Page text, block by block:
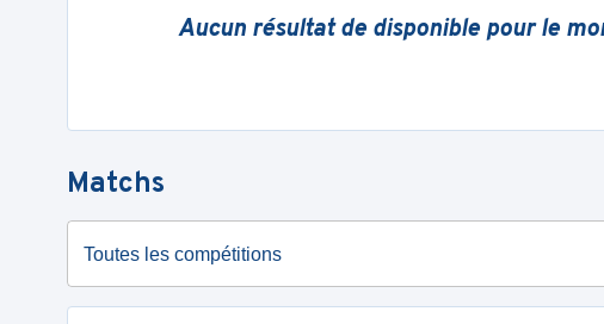
Aucun résultat de disponible pour le
Matchs
Toutes les compétitions